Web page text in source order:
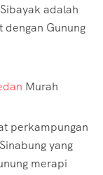
adalah
dengan Gunung
Murah
perkampungan
yang
merapi